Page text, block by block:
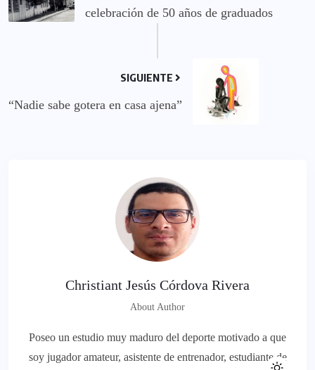
celebración de 50 años de graduados
SIGUIENTE
“Nadie sabe gotera en casa ajena”
Christiant Jesús Córdova Rivera
About Author
Poseo un estudio muy maduro del deporte motivado a que
soy jugador amateur, asistente de entrenador, estudiante de